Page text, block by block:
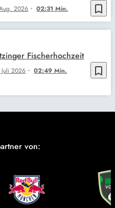
bookmark_border
2026 02:31 Min.
bookmark_border
2026 02:49 Min.
Fischerhochzeit
von: